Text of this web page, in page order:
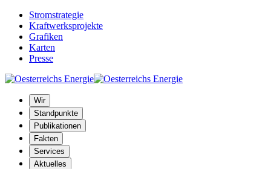
Stromstrategie
Kraftwerksprojekte
Grafiken
Karten
Presse
Wir
Standpunkte
Publikationen
Fakten
Services
Aktuelles